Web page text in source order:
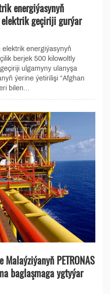
energiýasynyň
geçiriji gurýar
energiýasynyň
berjek 500 kilowoltly
ulgamyny ulanyşa
ýerine ýetirilişi “Afghan
bilen...
PETRONAS
baglaşmaga ygtyýar